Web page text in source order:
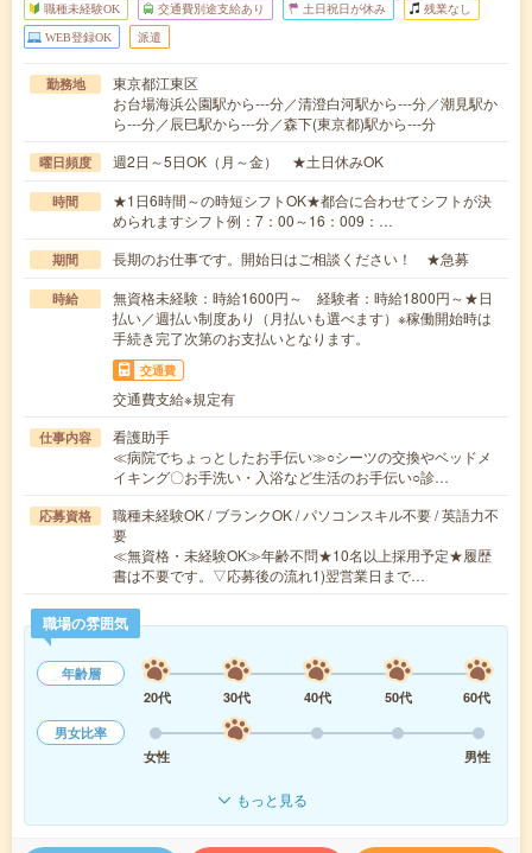
職種未経験OK 交通費別途支給あり 土日祝日が休み 残業なし
WEB登録OK 派遣
勤務地
東京都江東区
お台場海浜公園駅から---分／清澄白河駅から---分／潮見駅か
ら---分／辰巳駅から---分／森下(東京都)駅から---分
曜日頻度 週2日～5日OK（月～金） ★土日休みOK
時間
★1日6時間～の時短シフトOK★都合に合わせてシフトが決
められますシフト例：7：00～16：009：…
期間 長期のお仕事です。開始日はご相談ください！ ★急募
時給
無資格未経験：時給1600円～ 経験者：時給1800円～★日
払い／週払い制度あり（月払いも選べます）※稼働開始時は
手続き完了次第のお支払いとなります。
交通費
交通費支給※規定有
仕事内容
看護助手
≪病院でちょっとしたお手伝い≫○シーツの交換やベッドメ
イキング〇お手洗い・入浴など生活のお手伝い○診…
応募資格
職種未経験OK / ブランクOK / パソコンスキル不要 / 英語力不
要
≪無資格・未経験OK≫年齢不問★10名以上採用予定★履歴
書は不要です。▽応募後の流れ1)翌営業日まで…
職場の雰囲気
年齢層
20代
30代 40代 50代
60代
男女比率
女性
男性
もっと見る